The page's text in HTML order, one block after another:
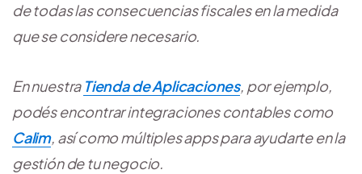
de todas las consecuencias fiscales en la medida
que se considere necesario.
En nuestra Tienda de Aplicaciones, por ejemplo,
podés encontrar integraciones contables como
Calim, así como múltiples apps para ayudarte en la
gestión de tu negocio.